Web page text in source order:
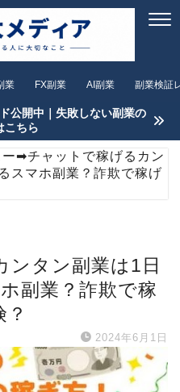
業 FX副業 AI副業 副業検証
公開中｜失敗しない副業の
こちら
➡チャットで稼げるカン
スマホ副業？詐欺で稼げ
ンタン副業は1日
副業？詐欺で稼
2024年6月1日